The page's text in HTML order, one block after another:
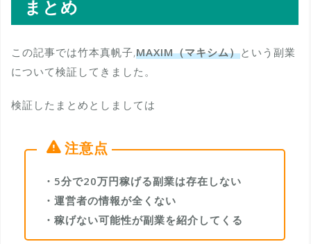
まとめ
この記事では竹本真帆子,MAXIM（マキシム）という副業
について検証してきました。
検証したまとめとしましては
・5分で20万円稼げる副業は存在しない
・運営者の情報が全くない
・稼げない可能性が副業を紹介してくる